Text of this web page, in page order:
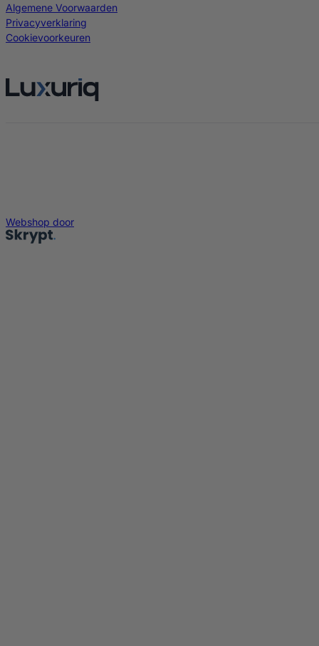
Algemene Voorwaarden
Privacyverklaring
Cookievoorkeuren
Webshop door